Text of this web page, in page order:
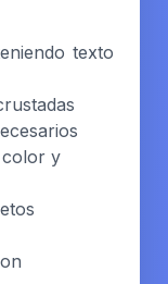
texto
color y